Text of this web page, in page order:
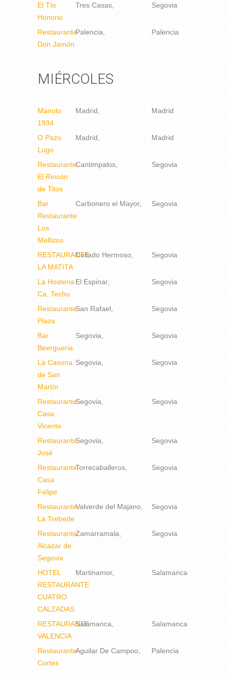
El Tío
Honorio
Tres Casas Segovia
Restaurante
Don Jamón
Palencia Palencia
MIÉRCOLES
Manolo
1934
Madrid Madrid
O Pazo
Lugo
Madrid Madrid
Restaurante
El Rincón
de Titos
Cantimpalos Segovia
Bar
Restaurante
Los
Mellizos
Carbonero el Mayor Segovia
RESTAURANTE
LA MATITA
Collado Hermoso Segovia
La Hosteria
Ca, Techu
El Espinar Segovia
Restaurante
Plaza
San Rafael Segovia
Bar
Beergueria
Segovia Segovia
La Casona
de San
Martín
Segovia Segovia
Restaurante
Casa
Vicente
Segovia Segovia
Restaurante
José
Segovia Segovia
Restaurante
Casa
Felipe
Torrecaballeros Segovia
Restaurante
La Trebede
Valverde del Majano Segovia
Restaurante
Alcazar de
Segovia
Zamarramala Segovia
HOTEL
RESTAURANTE
CUATRO
CALZADAS
Martinamor Salamanca
RESTAURANTE
VALENCIA
Salamanca Salamanca
Restaurante
Cortes
Aguilar De Campoo Palencia